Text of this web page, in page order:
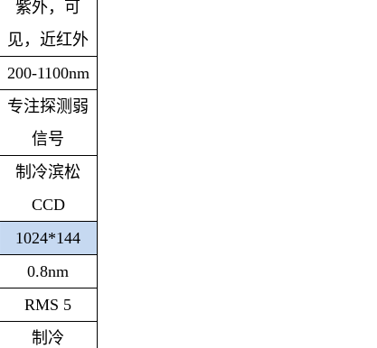
紫外，可
见，近红外
200-1100nm
专注探测弱
信号
制冷滨松
CCD
1024*144
0.8nm
RMS 5
制冷